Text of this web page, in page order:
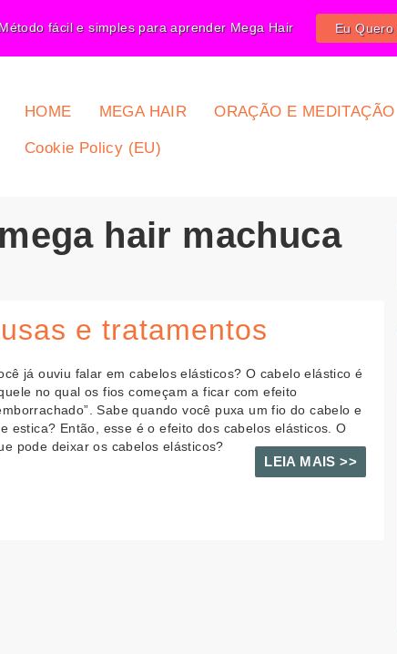
fácil e simples para aprender Mega Hair Eu
HOME MEGA HAIR ORAÇÃO E MEDITAÇÃO
Cookie Policy (EU)
hair machuca
e tratamentos
já ouviu falar em cabelos elásticos? O cabelo elástico é
no qual os fios começam a ficar com efeito
Sabe quando você puxa um fio do cabelo e
estica? Então, esse é o efeito dos cabelos elásticos. O
pode deixar os cabelos elásticos?
LEIA MAIS >>